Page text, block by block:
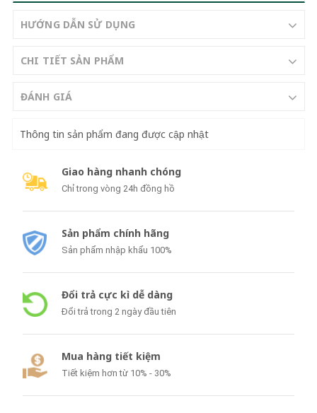
HƯỚNG DẪN SỬ DỤNG
CHI TIẾT SẢN PHẨM
ĐÁNH GIÁ
Thông tin sản phẩm đang được cập nhật
Giao hàng nhanh chóng
Chỉ trong vòng 24h đồng hồ
Sản phẩm chính hãng
Sản phẩm nhập khẩu 100%
Đổi trả cực kì dễ dàng
Đổi trả trong 2 ngày đầu tiên
Mua hàng tiết kiệm
Tiết kiệm hơn từ 10% - 30%